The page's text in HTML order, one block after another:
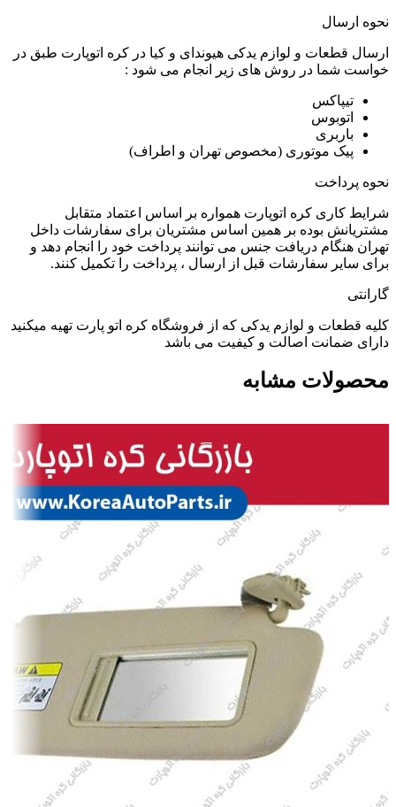
نحوه ارسال
ارسال قطعات و لوازم یدکی هیوندای و کیا در کره اتوپارت طبق در
خواست شما در روش های زیر انجام می شود :
تیپاکس
اتوبوس
باربری
پیک موتوری (مخصوص تهران و اطراف)
نحوه پرداخت
شرایط کاری کره اتوپارت همواره بر اساس اعتماد متقابل
مشتریانش بوده بر همین اساس مشتریان برای سفارشات داخل
تهران هنگام دریافت جنس می توانند پرداخت خود را انجام دهد و
برای سایر سفارشات قبل از ارسال ، پرداخت را تکمیل کنند.
گارانتی
کلیه قطعات و لوازم یدکی که از فروشگاه کره اتو پارت تهیه میکنید
دارای ضمانت اصالت و کیفیت می باشد
محصولات مشابه